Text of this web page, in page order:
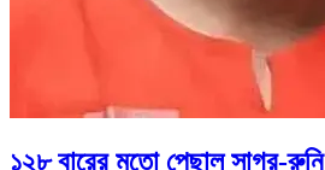
১২৮ বারের মতো পেছাল সাগর-